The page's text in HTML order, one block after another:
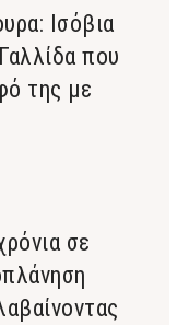
Ισόβια
που
της με
σε